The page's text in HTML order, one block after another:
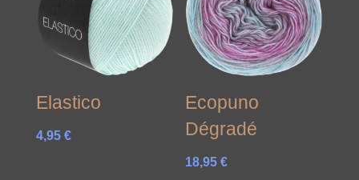
Elastico
4,95 €
Ecopuno
Dégradé
18,95€